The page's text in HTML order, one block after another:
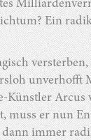
Ein
unverhofft
Künstler Arcus
muss er nun
immer